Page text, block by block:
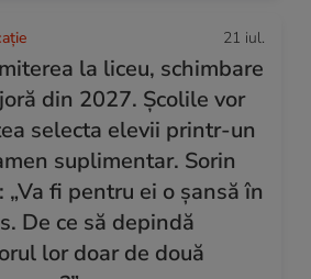
21 iul.
la liceu, schimbare
din 2027. Școlile vor
selecta elevii printr-un
suplimentar. Sorin
„Va fi pentru ei o șansă în
De ce să depindă
lor doar de două